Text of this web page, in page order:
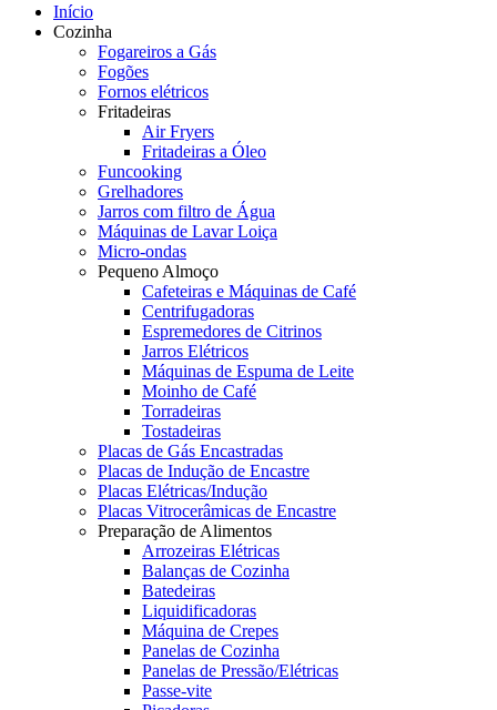
Início
Cozinha
Fogareiros a Gás
Fogões
Fornos elétricos
Fritadeiras
Air Fryers
Fritadeiras a Óleo
Funcooking
Grelhadores
Jarros com filtro de Água
Máquinas de Lavar Loiça
Micro-ondas
Pequeno Almoço
Cafeteiras e Máquinas de Café
Centrifugadoras
Espremedores de Citrinos
Jarros Elétricos
Máquinas de Espuma de Leite
Moinho de Café
Torradeiras
Tostadeiras
Placas de Gás Encastradas
Placas de Indução de Encastre
Placas Elétricas/Indução
Placas Vitrocerâmicas de Encastre
Preparação de Alimentos
Arrozeiras Elétricas
Balanças de Cozinha
Batedeiras
Liquidificadoras
Máquina de Crepes
Panelas de Cozinha
Panelas de Pressão/Elétricas
Passe-vite